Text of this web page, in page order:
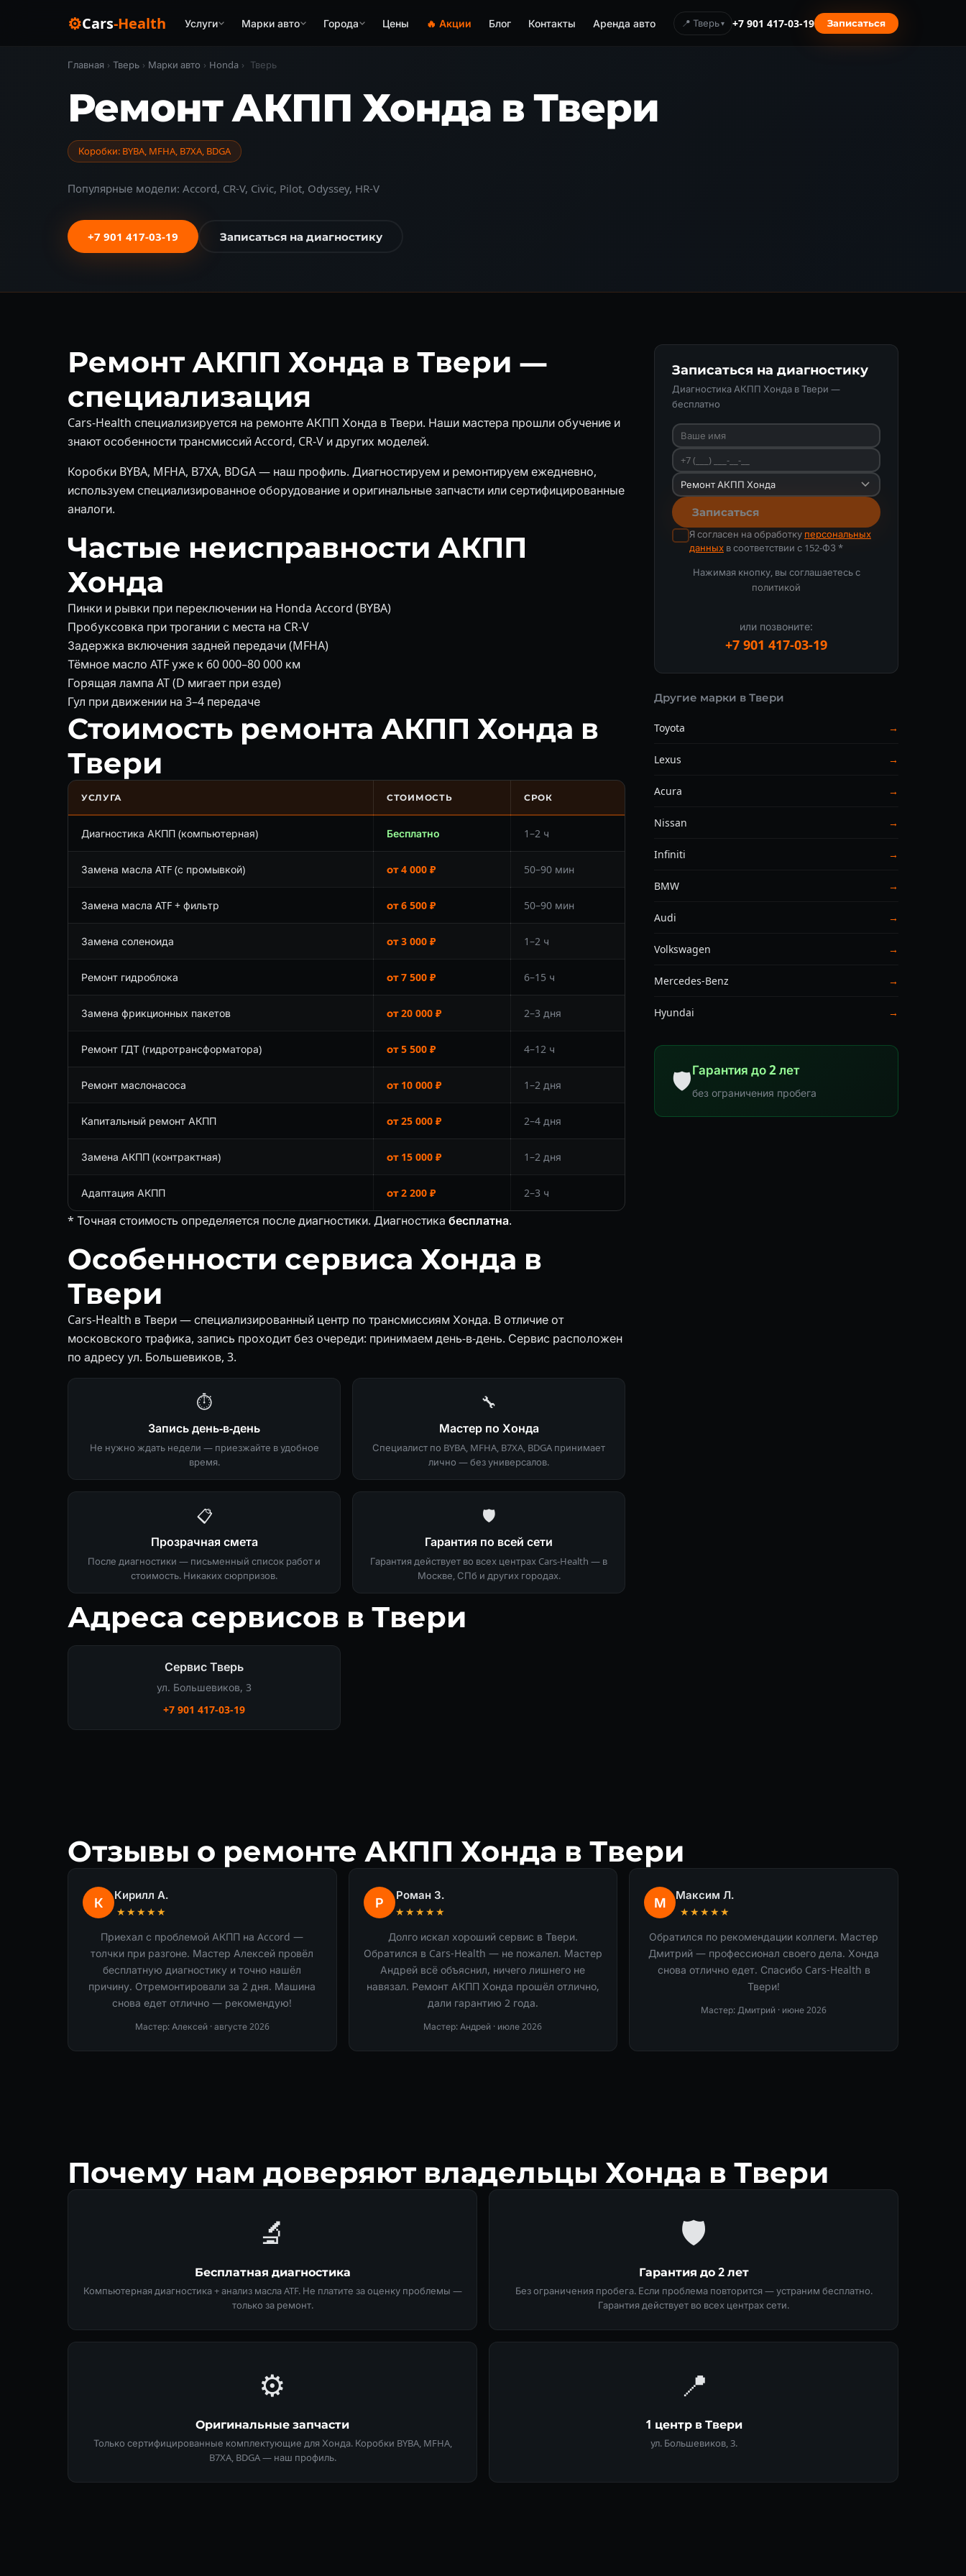
⚙Cars-Health Услуги Марки авто Города Цены 🔥 Акции Блог Контакты Аренда авто 📍 Тверь +7 901 417-03-19 Записаться
Главная › Тверь › Марки авто › Honda › Тверь
Ремонт АКПП Хонда в Твери
Коробки: BYBA, MFHA, B7XA, BDGA
Популярные модели: Accord, CR-V, Civic, Pilot, Odyssey, HR-V
+7 901 417-03-19 Записаться на диагностику
Ремонт АКПП Хонда в Твери —
специализация
Cars-Health специализируется на ремонте АКПП Хонда в Твери. Наши мастера прошли обучение и
знают особенности трансмиссий Accord, CR-V и других моделей.
Коробки BYBA, MFHA, B7XA, BDGA — наш профиль. Диагностируем и ремонтируем ежедневно,
используем специализированное оборудование и оригинальные запчасти или сертифицированные
аналоги.
Частые неисправности АКПП
Хонда
Пинки и рывки при переключении на Honda Accord (BYBA)
Пробуксовка при трогании с места на CR-V
Задержка включения задней передачи (MFHA)
Тёмное масло ATF уже к 60 000–80 000 км
Горящая лампа AT (D мигает при езде)
Гул при движении на 3–4 передаче
Стоимость ремонта АКПП Хонда в
Твери
УСЛУГА СТОИМОСТЬ СРОК
Диагностика АКПП (компьютерная) Бесплатно 1–2 ч
Замена масла ATF (с промывкой) от 4 000 ₽ 50–90 мин
Замена масла ATF + фильтр от 6 500 ₽ 50–90 мин
Замена соленоида от 3 000 ₽ 1–2 ч
Ремонт гидроблока от 7 500 ₽ 6–15 ч
Замена фрикционных пакетов от 20 000 ₽ 2–3 дня
Ремонт ГДТ (гидротрансформатора) от 5 500 ₽ 4–12 ч
Ремонт маслонасоса от 10 000 ₽ 1–2 дня
Капитальный ремонт АКПП от 25 000 ₽ 2–4 дня
Замена АКПП (контрактная) от 15 000 ₽ 1–2 дня
Адаптация АКПП от 2 200 ₽ 2–3 ч
* Точная стоимость определяется после диагностики. Диагностика бесплатна.
Особенности сервиса Хонда в
Твери
Cars-Health в Твери — специализированный центр по трансмиссиям Хонда. В отличие от
московского трафика, запись проходит без очереди: принимаем день-в-день. Сервис расположен
по адресу ул. Большевиков, 3.
⏱
Запись день-в-день
Не нужно ждать недели — приезжайте в удобное
время.
🔧
Мастер по Хонда
Специалист по BYBA, MFHA, B7XA, BDGA принимает
лично — без универсалов.
📋
Прозрачная смета
После диагностики — письменный список работ и
стоимость. Никаких сюрпризов.
🛡
Гарантия по всей сети
Гарантия действует во всех центрах Cars-Health — в
Москве, СПб и других городах.
Адреса сервисов в Твери
Сервис Тверь
ул. Большевиков, 3
+7 901 417-03-19
Записаться на диагностику
Диагностика АКПП Хонда в Твери —
бесплатно
Записаться
Я согласен на обработку персональных
данных в соответствии с 152-ФЗ *
Нажимая кнопку, вы соглашаетесь с
политикой
или позвоните:
+7 901 417-03-19
Другие марки в Твери
Toyota →
Lexus →
Acura →
Nissan →
Infiniti →
BMW →
Audi →
Volkswagen →
Mercedes-Benz →
Hyundai →
🛡Гарантия до 2 лет
без ограничения пробега
Отзывы о ремонте АКПП Хонда в Твери
К Кирилл А.
★★★★★
Приехал с проблемой АКПП на Accord —
толчки при разгоне. Мастер Алексей провёл
бесплатную диагностику и точно нашёл
причину. Отремонтировали за 2 дня. Машина
снова едет отлично — рекомендую!
Мастер: Алексей ·августе 2026
Р Роман З.
★★★★★
Долго искал хороший сервис в Твери.
Обратился в Cars-Health — не пожалел. Мастер
Андрей всё объяснил, ничего лишнего не
навязал. Ремонт АКПП Хонда прошёл отлично,
дали гарантию 2 года.
Мастер: Андрей · июле 2026
М Максим Л.
★★★★★
Обратился по рекомендации коллеги. Мастер
Дмитрий — профессионал своего дела. Хонда
снова отлично едет. Спасибо Cars-Health в
Твери!
Мастер: Дмитрий · июне 2026
Почему нам доверяют владельцы Хонда в Твери
🔬
Бесплатная диагностика
Компьютерная диагностика + анализ масла ATF. Не платите за оценку проблемы —
только за ремонт.
🛡
Гарантия до 2 лет
Без ограничения пробега. Если проблема повторится — устраним бесплатно.
Гарантия действует во всех центрах сети.
⚙️
Оригинальные запчасти
Только сертифицированные комплектующие для Хонда. Коробки BYBA, MFHA,
B7XA, BDGA — наш профиль.
📍
1 центр в Твери
ул. Большевиков, 3.